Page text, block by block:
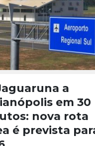
a
em 30
nova rota
é prevista